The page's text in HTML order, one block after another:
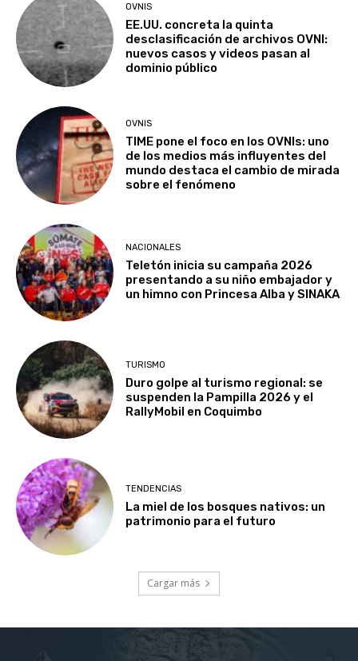
OVNIS
EE.UU. concreta la quinta
desclasificación de archivos OVNI:
nuevos casos y videos pasan al
dominio público
OVNIS
TIME pone el foco en los OVNIs: uno
de los medios más influyentes del
mundo destaca el cambio de mirada
sobre el fenómeno
NACIONALES
Teletón inicia su campaña 2026
presentando a su niño embajador y
un himno con Princesa Alba y SINAKA
TURISMO
Duro golpe al turismo regional: se
suspenden la Pampilla 2026 y el
RallyMobil en Coquimbo
TENDENCIAS
La miel de los bosques nativos: un
patrimonio para el futuro
Cargar más